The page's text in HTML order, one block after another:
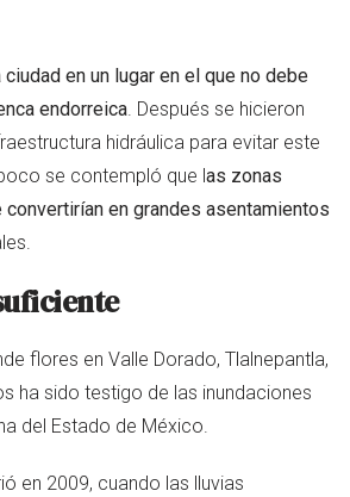
en un lugar en el que no debe
endorreica. Después se hicieron
hidráulica para evitar este
se contempló que las zonas
en grandes asentamientos
flores en Valle Dorado, Tlalnepantla,
ha sido testigo de las inundaciones
del Estado de México.
en 2009, cuando las lluvias